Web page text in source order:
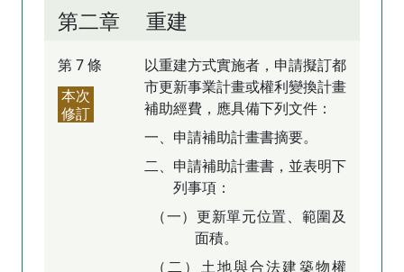
第二章 重建
第 7 條
本次
修訂
以重建方式實施者，申請擬訂都
市更新事業計畫或權利變換計畫
補助經費，應具備下列文件：
一、申請補助計畫書摘要。
二、申請補助計畫書，並表明下
列事項：
（一）更新單元位置、範圍及
面積。
（二）土地與合法建築物權